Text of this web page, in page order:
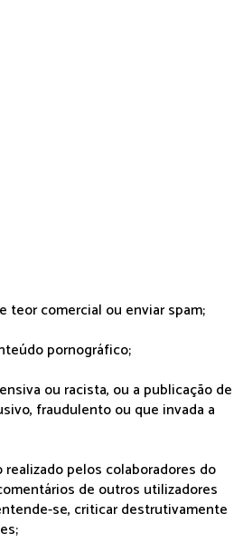
teor comercial ou enviar spam;
pornográfico;
ou racista, ou a publicação de
fraudulento ou que invada a
pelos colaboradores do
de outros utilizadores
se, criticar destrutivamente